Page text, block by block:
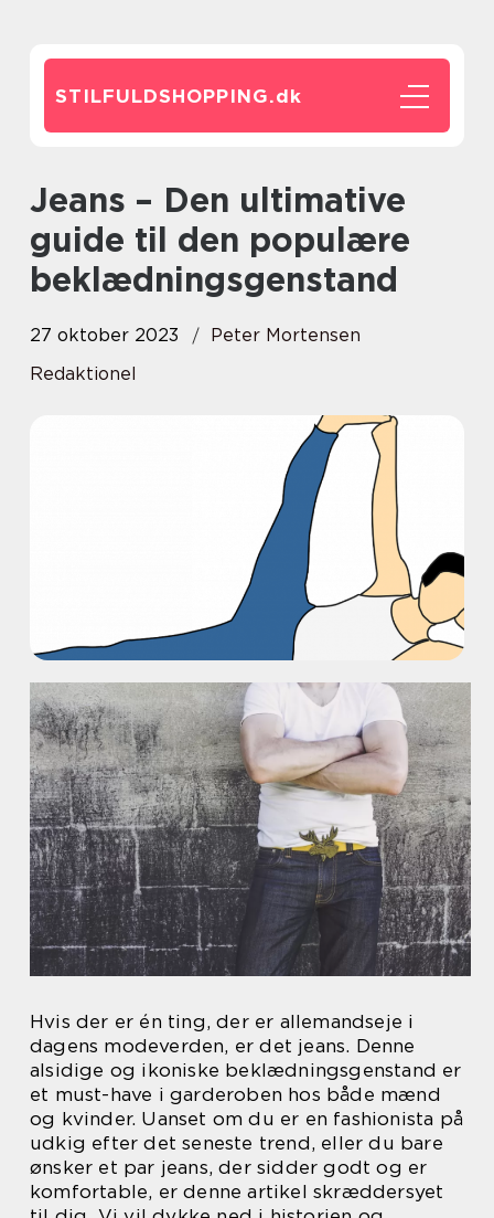
STILFULDSHOPPING.dk
Jeans – Den ultimative
guide til den populære
beklædningsgenstand
27 oktober 2023
Peter Mortensen
Redaktionel
Hvis der er én ting, der er allemandseje i
dagens modeverden, er det jeans. Denne
alsidige og ikoniske beklædningsgenstand er
et must-have i garderoben hos både mænd
og kvinder. Uanset om du er en fashionista på
udkig efter det seneste trend, eller du bare
ønsker et par jeans, der sidder godt og er
komfortable, er denne artikel skræddersyet